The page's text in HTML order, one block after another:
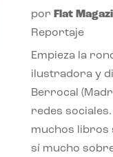
por Flat
Reportaje
Empieza la
ilustradora y
Berrocal
redes
muchos libros
sí mucho